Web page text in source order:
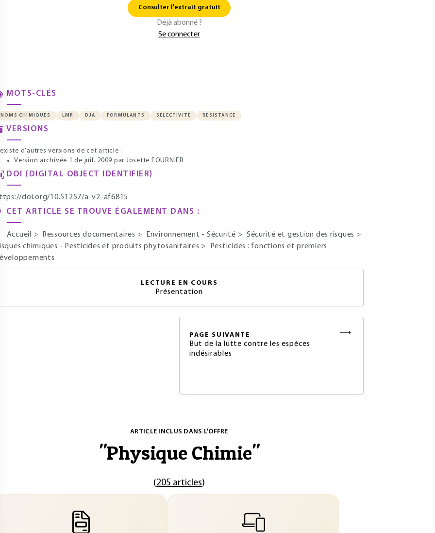
Consulter l'extrait gratuit
Déjà abonné ?
Se connecter
MOTS-CLÉS
NOMS CHIMIQUES LMR DJA FORMULANTS SÉLECTIVITÉ RÉSISTANCE
VERSIONS
d'autres versions de cet article :
Version archivée 1 de juil. 2009 par Josette FOURNIER
DOI (DIGITAL OBJECT IDENTIFIER)
doi.org/10.51257/a-v2-af6815
CET ARTICLE SE TROUVE ÉGALEMENT DANS :
Accueil > Ressources documentaires > Environnement - Sécurité > Sécurité et gestion des risques >
chimiques - Pesticides et produits phytosanitaires >
Pesticides : fonctions et premiers
LECTURE EN COURS
Présentation
PAGE SUIVANTE
But de la lutte contre les espèces
indésirables
ARTICLE INCLUS DANS L'OFFRE
"Physique Chimie"
(205 articles)